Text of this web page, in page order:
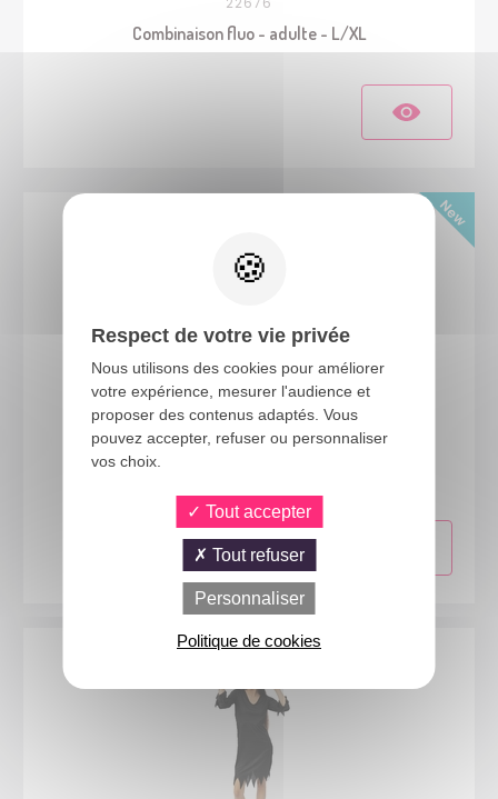
Combinaison fluo - adulte - L/XL
24339
Veste gothique - noir - adulte - L/XL
Respect de votre vie privée
Nous utilisons des cookies pour améliorer
votre expérience, mesurer l'audience et
proposer des contenus adaptés. Vous
pouvez accepter, refuser ou personnaliser
vos choix.
Tout accepter
Tout refuser
Personnaliser
Politique de cookies